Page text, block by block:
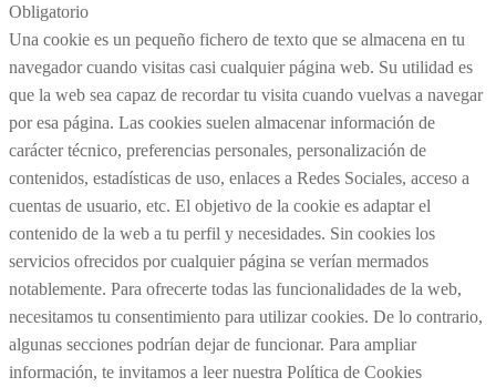
Obligatorio
Una cookie es un pequeño fichero de texto que se almacena en tu
navegador cuando visitas casi cualquier página web. Su utilidad es
que la web sea capaz de recordar tu visita cuando vuelvas a navegar
por esa página. Las cookies suelen almacenar información de
carácter técnico, preferencias personales, personalización de
contenidos, estadísticas de uso, enlaces a Redes Sociales, acceso a
cuentas de usuario, etc. El objetivo de la cookie es adaptar el
contenido de la web a tu perfil y necesidades. Sin cookies los
servicios ofrecidos por cualquier página se verían mermados
notablemente. Para ofrecerte todas las funcionalidades de la web,
necesitamos tu consentimiento para utilizar cookies. De lo contrario,
algunas secciones podrían dejar de funcionar. Para ampliar
información, te invitamos a leer nuestra Política de Cookies